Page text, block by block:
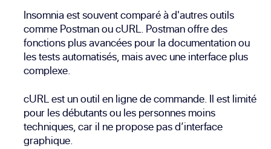
Insomnia est souvent comparé à d'autres outils
comme Postman ou cURL. Postman offre des
fonctions plus avancées pour la documentation ou
les tests automatisés, mais avec une interface plus
complexe.
cURL est un outil en ligne de commande. Il est limité
pour les débutants ou les personnes moins
techniques, car il ne propose pas d’interface
graphique.